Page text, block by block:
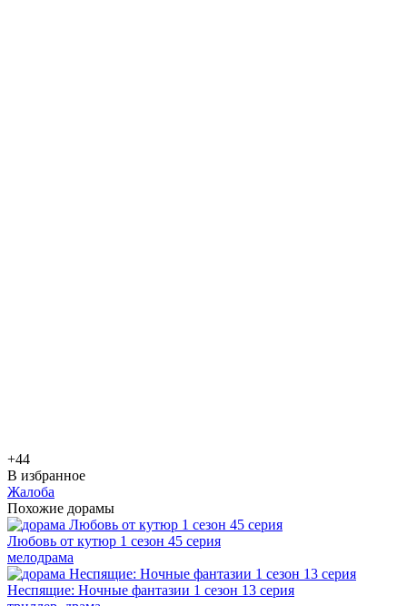
+44
В избранное
Жалоба
Похожие дорамы
Любовь от кутюр 1 сезон 45 серия
мелодрама
Неспящие: Ночные фантазии 1 сезон 13 серия